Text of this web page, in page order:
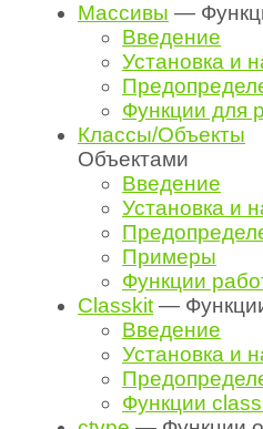
Массивы —
Введение
Установка и
Функции для
Классы/Объекты
Объектами
Введение
Установка и
Примеры
Функции
Classkit —
Введение
Установка и
Функции